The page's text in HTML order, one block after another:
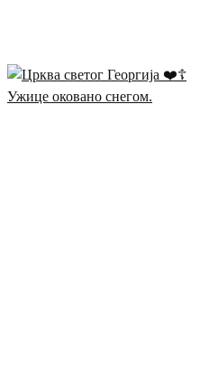
Ужице оковано снегом.